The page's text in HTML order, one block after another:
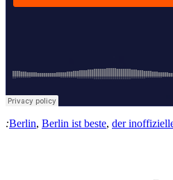
:Berlin, Berlin ist beste, der